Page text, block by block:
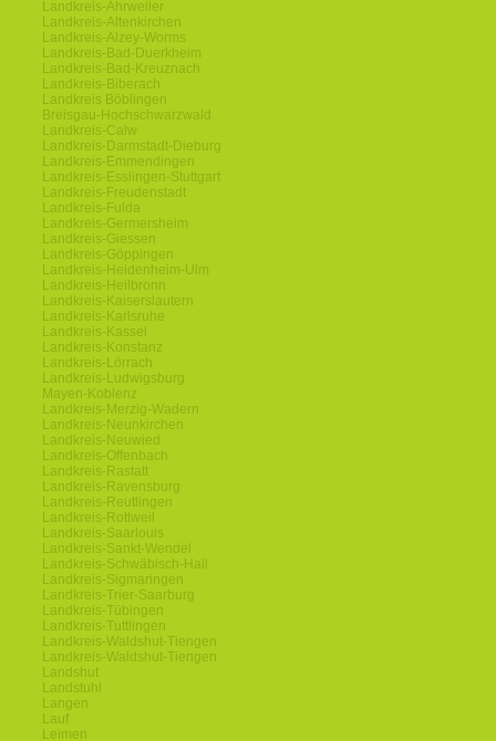
Landkreis-Ahrweiler
Landkreis-Altenkirchen
Landkreis-Alzey-Worms
Landkreis-Bad-Duerkheim
Landkreis-Bad-Kreuznach
Landkreis-Biberach
Landkreis Böblingen
Breisgau-Hochschwarzwald
Landkreis-Calw
Landkreis-Darmstadt-Dieburg
Landkreis-Emmendingen
Landkreis-Esslingen-Stuttgart
Landkreis-Freudenstadt
Landkreis-Fulda
Landkreis-Germersheim
Landkreis-Giessen
Landkreis-Göppingen
Landkreis-Heidenheim-Ulm
Landkreis-Heilbronn
Landkreis-Kaiserslautern
Landkreis-Karlsruhe
Landkreis-Kassel
Landkreis-Konstanz
Landkreis-Lörrach
Landkreis-Ludwigsburg
Mayen-Koblenz
Landkreis-Merzig-Wadern
Landkreis-Neunkirchen
Landkreis-Neuwied
Landkreis-Offenbach
Landkreis-Rastatt
Landkreis-Ravensburg
Landkreis-Reutlingen
Landkreis-Rottweil
Landkreis-Saarlouis
Landkreis-Sankt-Wendel
Landkreis-Schwäbisch-Hall
Landkreis-Sigmaringen
Landkreis-Trier-Saarburg
Landkreis-Tübingen
Landkreis-Tuttlingen
Landkreis-Waldshut-Tiengen
Landkreis-Waldshut-Tiengen
Landshut
Landstuhl
Langen
Lauf
Leimen